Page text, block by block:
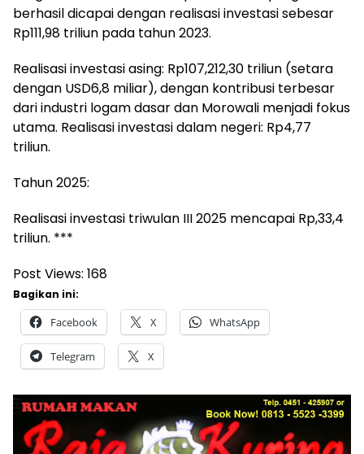
berhasil dicapai dengan realisasi investasi sebesar
Rp111,98 triliun pada tahun 2023.
Realisasi investasi asing: Rp107,212,30 triliun (setara
dengan USD6,8 miliar), dengan kontribusi terbesar
dari industri logam dasar dan Morowali menjadi fokus
utama. Realisasi investasi dalam negeri: Rp4,77
triliun.
Tahun 2025:
Realisasi investasi triwulan III 2025 mencapai Rp,33,4
triliun. ***
Post Views: 168
Bagikan ini:
Facebook X WhatsApp
Telegram X